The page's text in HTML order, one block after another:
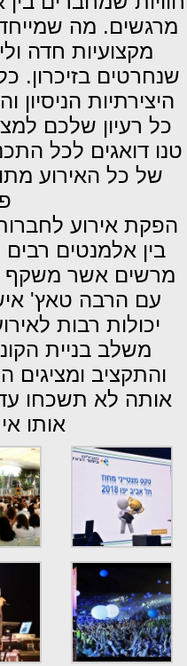
מרגשים. מה
מקצועיות חדה
שנחרטים בזיכרון.
היצירתיות
כל רעיון שלכם
טנו דואגים לכל
של כל האירוע
הפקת אירוע
בין אלמנטים רבים
מרשים אשר משקף
עם הרבה טאץ'
יכולות רבות
משלב בניית
והתקציב ומציגים
אותה לא תשכחו
אותו